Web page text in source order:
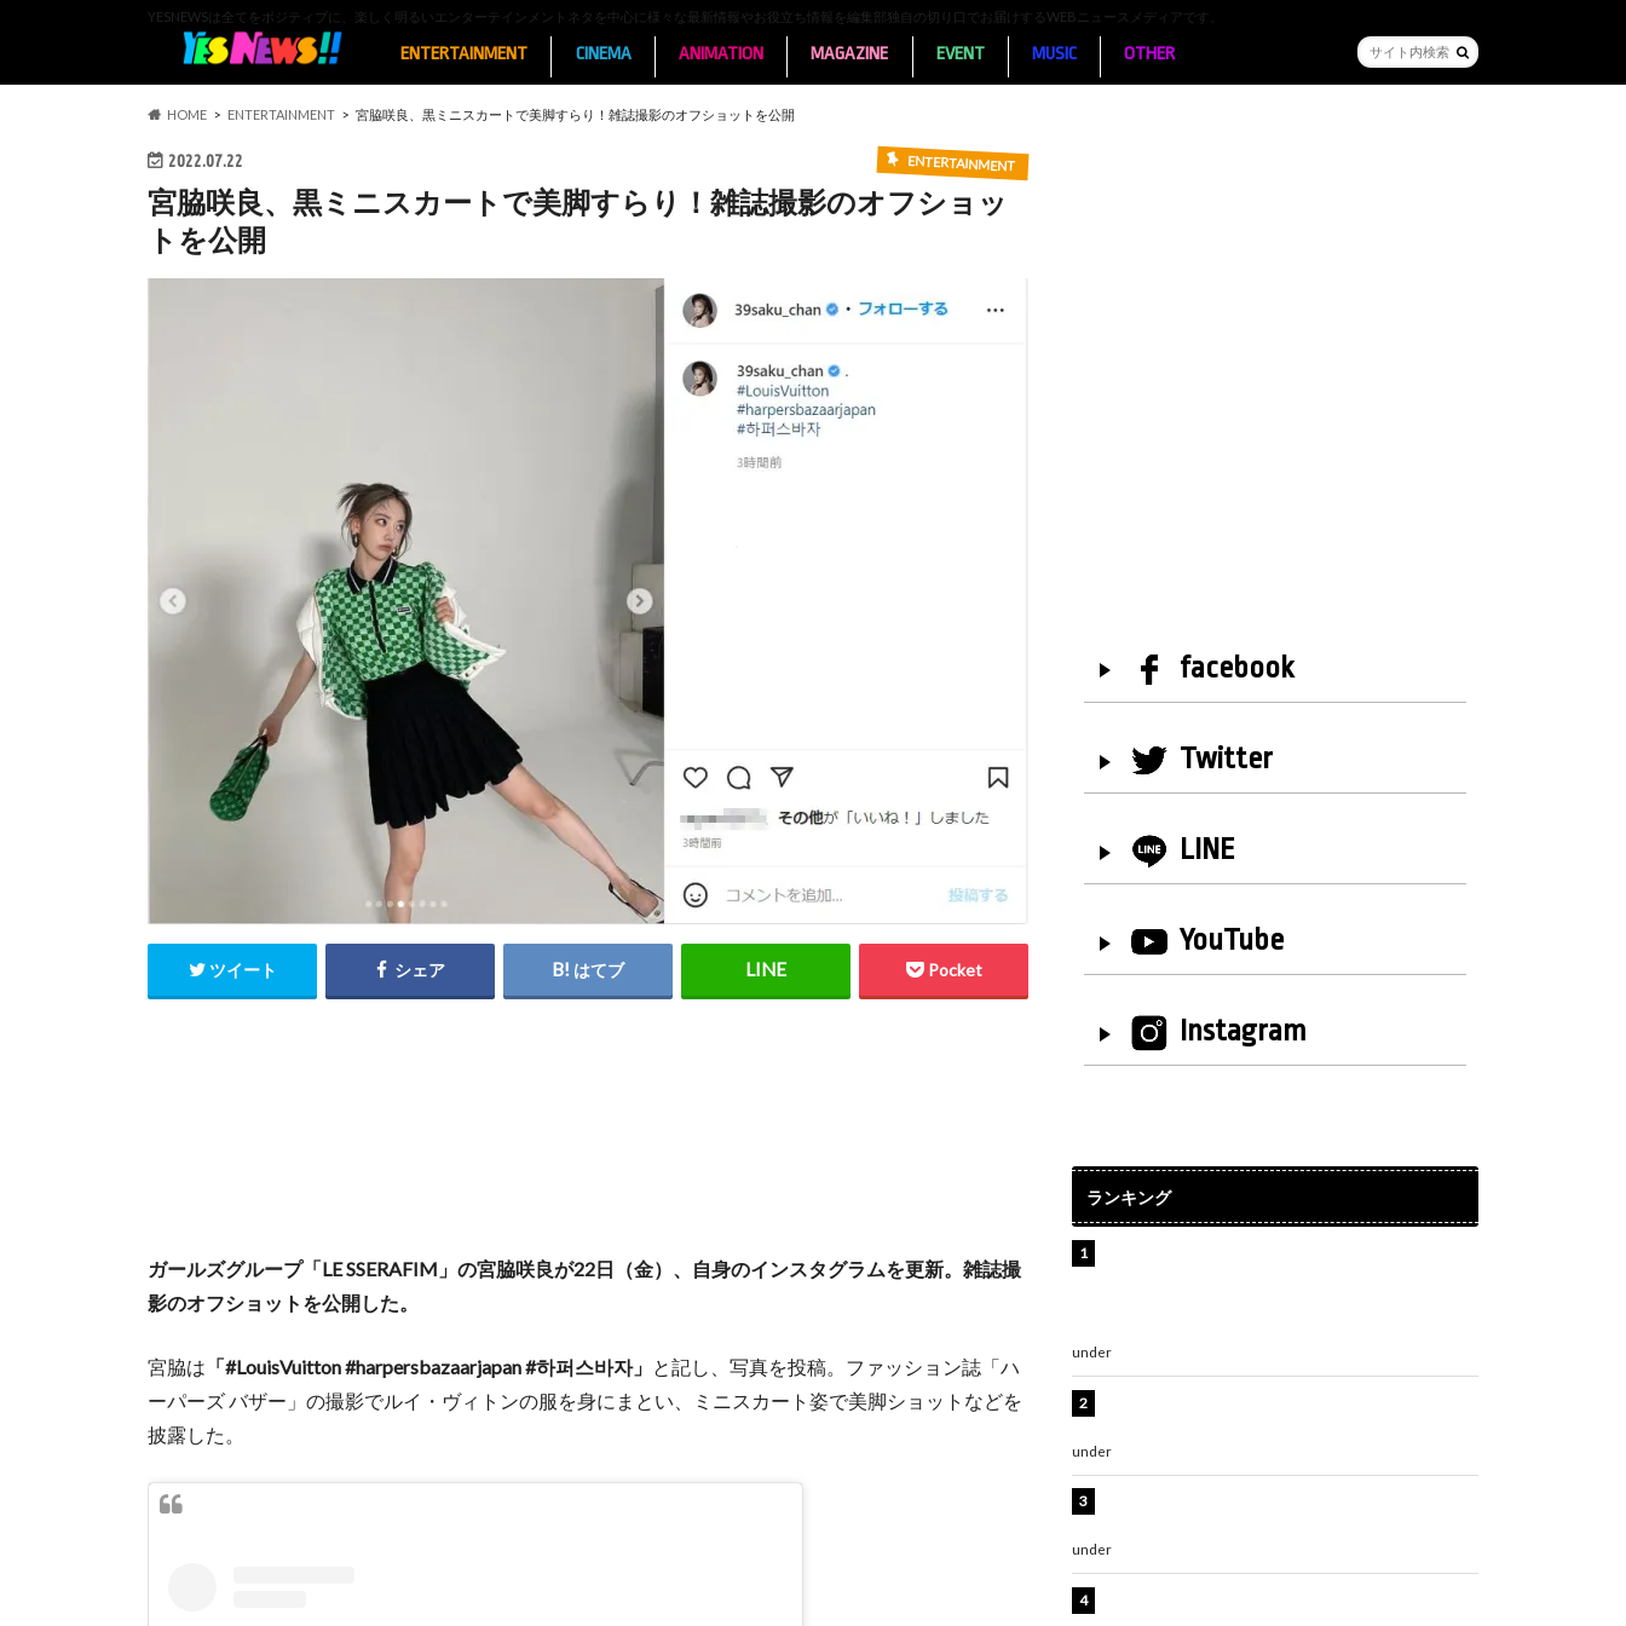
YESNEWSは全てをポジティブに、楽しく明るいエンターテインメントネタを中心に様々な最新情報やお役立ち情報を編集部独自の切り口でお届けするWEBニュースメディアです。
ENTERTAINMENT CINEMA ANIMATION MAGAZINE EVENT MUSIC OTHER
HOME ENTERTAINMENT 宮脇咲良、黒ミニスカートで美脚すらり！雑誌撮影のオフショットを公開
2022.07.22 ENTERTAINMENT
宮脇咲良、黒ミニスカートで美脚すらり！雑誌撮影のオフショッ
トを公開
ツイート シェア はてブ Pocket
ガールズグループ「LE SSERAFIM」の宮脇咲良が22日（金）、自身のインスタグラムを更新。雑誌撮
影のオフショットを公開した。
宮脇は 「#LouisVuitton #harpersbazaarjapan #하퍼스바자」 と記し、写真を投稿。ファッション誌「ハ
ーパーズ バザー」の撮影でルイ・ヴィトンの服を身にまとい、ミニスカート姿で美脚ショットなどを
披露した。
facebook
Twitter
LINE
YouTube
Instagram
ランキング
under
under
under